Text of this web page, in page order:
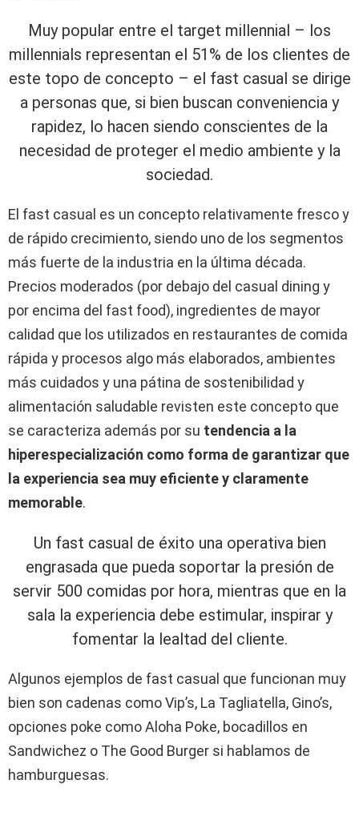
Muy popular entre el target millennial – los
millennials representan el 51% de los clientes de
este topo de concepto – el fast casual se dirige
a personas que, si bien buscan conveniencia y
rapidez, lo hacen siendo conscientes de la
necesidad de proteger el medio ambiente y la
sociedad.
El fast casual es un concepto relativamente fresco y
de rápido crecimiento, siendo uno de los segmentos
más fuerte de la industria en la última década.
Precios moderados (por debajo del casual dining y
por encima del fast food), ingredientes de mayor
calidad que los utilizados en restaurantes de comida
rápida y procesos algo más elaborados, ambientes
más cuidados y una pátina de sostenibilidad y
alimentación saludable revisten este concepto que
se caracteriza además por su tendencia a la
hiperespecialización como forma de garantizar que
la experiencia sea muy eficiente y claramente
memorable.
Un fast casual de éxito una operativa bien
engrasada que pueda soportar la presión de
servir 500 comidas por hora, mientras que en la
sala la experiencia debe estimular, inspirar y
fomentar la lealtad del cliente.
Algunos ejemplos de fast casual que funcionan muy
bien son cadenas como Vip’s, La Tagliatella, Gino’s,
opciones poke como Aloha Poke, bocadillos en
Sandwichez o The Good Burger si hablamos de
hamburguesas.